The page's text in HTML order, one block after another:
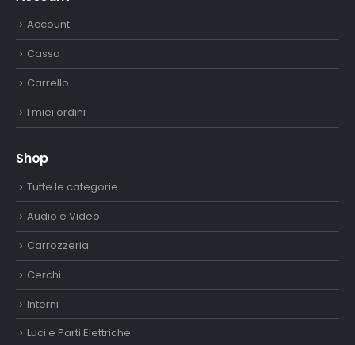
Account
Cassa
Carrello
I miei ordini
Shop
Tutte le categorie
Audio e Video
Carrozzeria
Cerchi
Interni
Luci e Parti Elettriche